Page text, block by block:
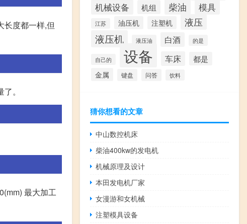
长度都一样,但
。
最大加工
机械设备 机组 柴油 模具
江苏 油压机 注塑机 液压
液压机 液压油 白酒 的是
自己的 设备 车床 都是
金属 键盘 问答 饮料
猜你想看的文章
中山数控机床
柴油400kw的发电机
机械原理及设计
本田发电机厂家
女漫游和女机械
注塑模具设备